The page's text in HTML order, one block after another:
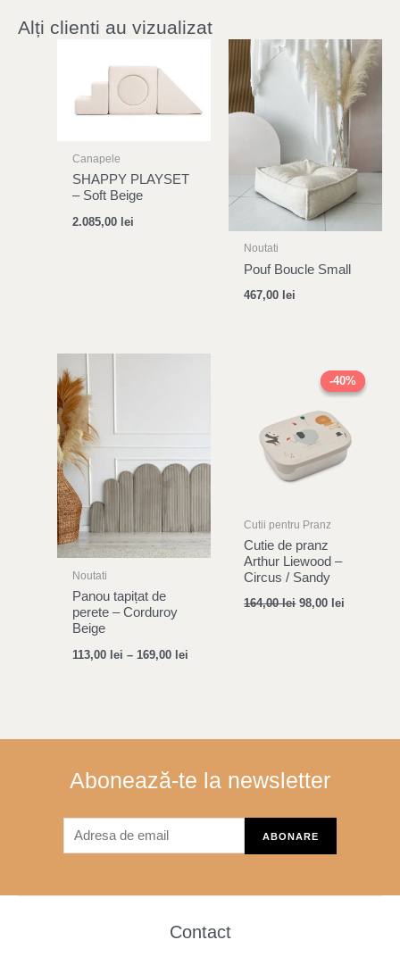
Alți clienti au vizualizat
Canapele
SHAPPY PLAYSET
– Soft Beige
2.085,00 lei
Noutati
Pouf Boucle Small
467,00 lei
Noutati
Panou tapițat de
perete – Corduroy
Beige
113,00 lei – 169,00 lei
-40%
-40%
Cutii pentru Pranz
Cutie de pranz
Arthur Liewood –
Circus / Sandy
164,00lei
price
was:
98,00 lei
price
is:
Abonează-te la newsletter
Contact